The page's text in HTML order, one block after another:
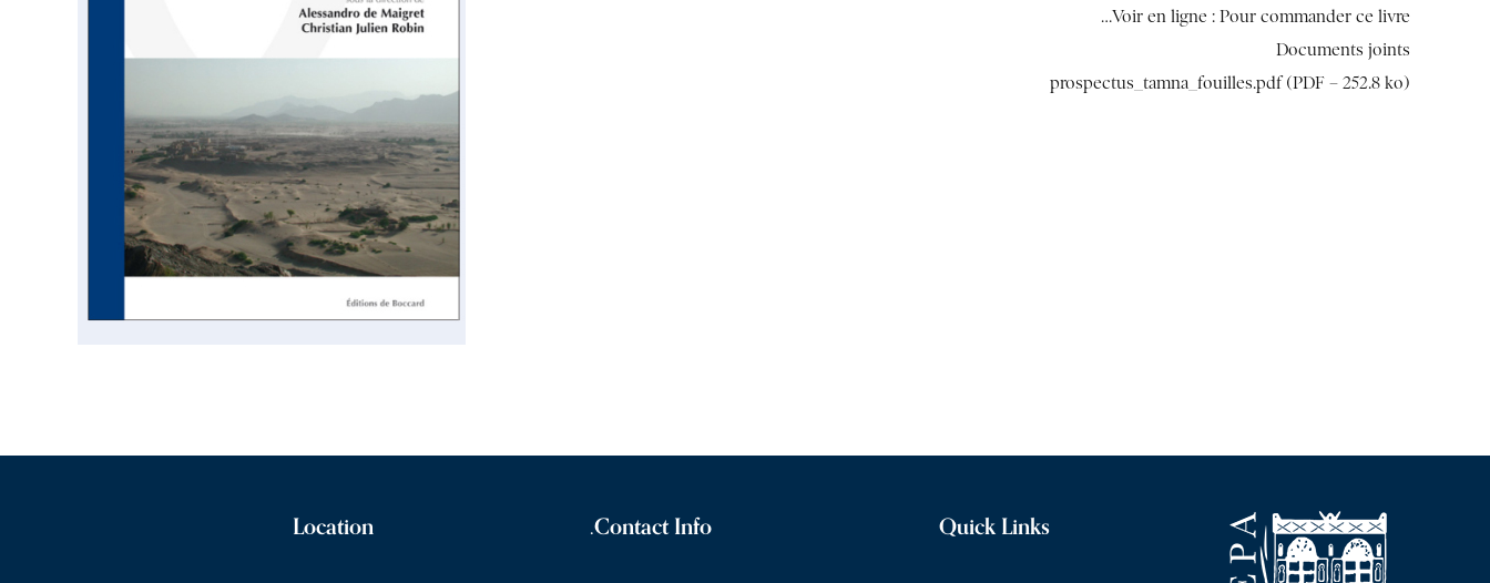
Voir en ligne : Pour commander ce livre…
Documents joints
prospectus_tamna_fouilles.pdf (PDF – 252.8 ko)
Quick Links
Contact Info.
Location